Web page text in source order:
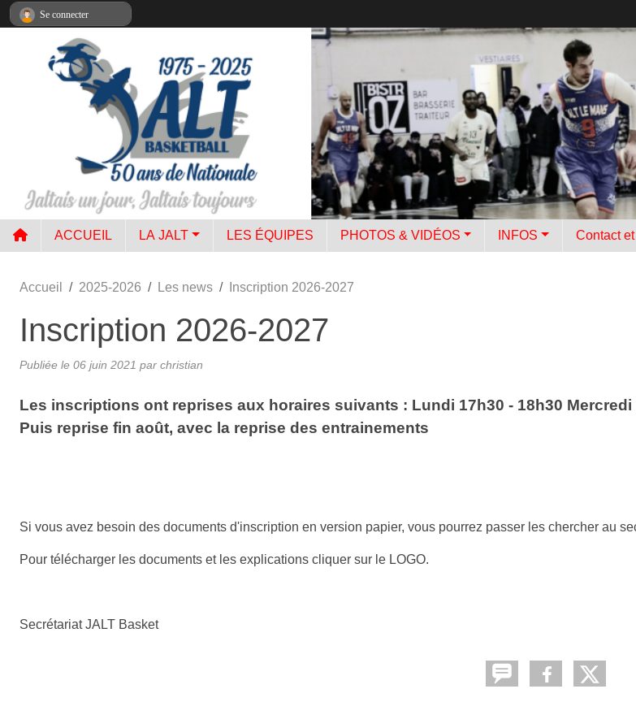
ACCUEIL LA JALT LES ÉQUIPES PHOTOS & VIDÉOS INFOS Contact
Accueil 2025-2026 Les news Inscription 2026-2027
Inscription 2026-2027
Publiée le 06 juin 2021 par christian
Les inscriptions ont reprises aux horaires suivants : Lundi 17h30 - 18h30
Puis reprise fin août, avec la reprise des entrainements
Si vous avez besoin des documents d'inscription en version papier, vous pourrez passer les chercher au
Pour télécharger les documents et les explications cliquer sur le LOGO.
Secrétariat JALT Basket
Se connecter
Panneau de gestion des cookies